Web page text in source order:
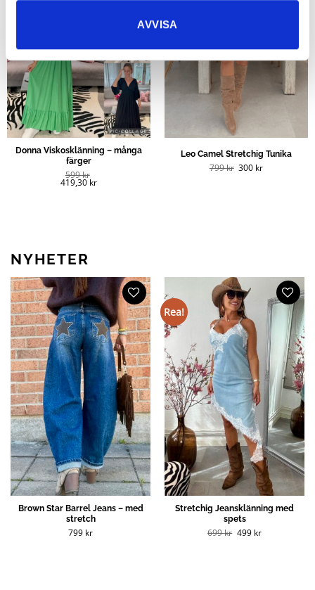
AVVISA
Donna Viskosklänning – många
färger
599kr
419,30 kr
Leo Camel Stretchig Tunika
799kr Det
ursprungliga
300 krDet
NYHETER
Brown Star Barrel Jeans – med
stretch
799 kr
Rea!
Stretchig Jeansklänning med
spets
699kr Det
ursprungliga
499 krDet